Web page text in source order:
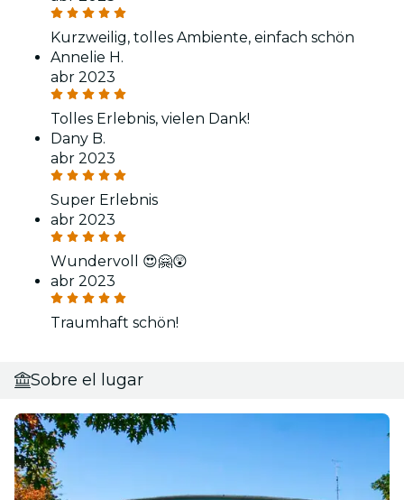
Kurzweilig, tolles Ambiente, einfach schön
Annelie H.
abr 2023
Tolles Erlebnis, vielen Dank!
Dany B.
abr 2023
Super Erlebnis
abr 2023
Wundervoll 😍🤗😲
abr 2023
Traumhaft schön!
Sobre el lugar